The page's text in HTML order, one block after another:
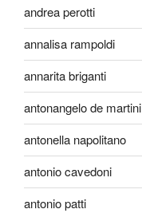
andrea perotti
annalisa rampoldi
annarita briganti
antonangelo de martini
antonella napolitano
antonio cavedoni
antonio patti